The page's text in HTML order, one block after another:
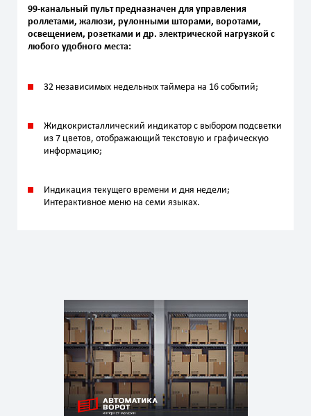
99-канальный пульт предназначен для управления
роллетами, жалюзи, рулонными шторами, воротами,
освещением, розетками и др. электрической нагрузкой с
любого удобного места:
32 независимых недельных таймера на 16 событий;
Жидкокристаллический индикатор с выбором подсветки
из 7 цветов, отображающий текстовую и графическую
информацию;
Индикация текущего времени и дня недели;
Интерактивное меню на семи языках.